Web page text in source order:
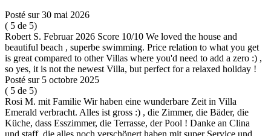
Posté sur 30 mai 2026
( 5 de 5)
Robert S. Februar 2026 Score 10/10 We loved the house and
beautiful beach , superbe swimming. Price relation to what you get
is great compared to other Villas where you'd need to add a zero :) ,
so yes, it is not the newest Villa, but perfect for a relaxed holiday !
Posté sur 5 octobre 2025
( 5 de 5)
Rosi M. mit Familie Wir haben eine wunderbare Zeit in Villa
Emerald verbracht. Alles ist gross :) , die Zimmer, die Bäder, die
Küche, dass Esszimmer, die Terrasse, der Pool ! Danke an Clina
und staff, die alles noch verschönert haben mit super Service und